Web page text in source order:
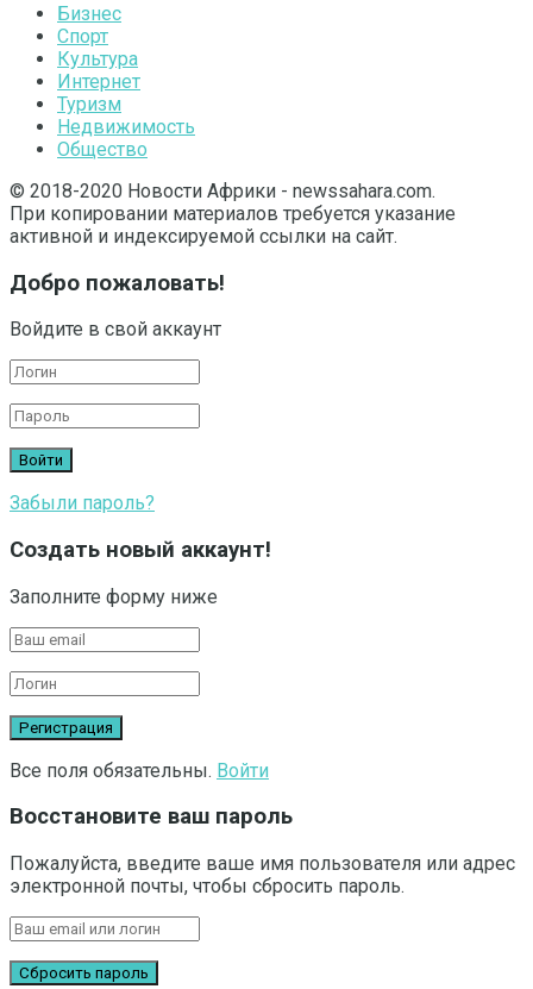
Бизнес
Спорт
Культура
Интернет
Туризм
Недвижимость
Общество
© 2018-2020 Новости Африки - newssahara.com.
При копировании материалов требуется указание
активной и индексируемой ссылки на сайт.
Добро пожаловать!
Войдите в свой аккаунт
Забыли пароль?
Создать новый аккаунт!
Заполните форму ниже
Все поля обязательны. Войти
Восстановите ваш пароль
Пожалуйста, введите ваше имя пользователя или адрес
электронной почты, чтобы сбросить пароль.